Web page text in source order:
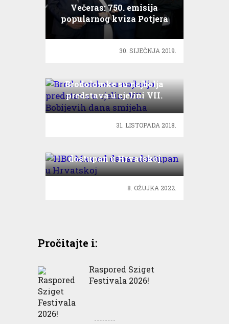
Večeras: 750. emisija
popularnog kviza Potjera
30. SIJEČNJA 2019.
Brodolomke su najbolja
predstava u cjelini VII.
Bobijevih dana smijeha
31. LISTOPADA 2018.
dostupan u Hrvatskoj
8. OŽUJKA 2022.
Pročitajte i:
Raspored Sziget
Festivala 2026!